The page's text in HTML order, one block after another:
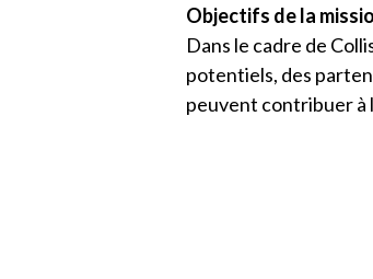
Objectifs de la
Dans le cadre de
potentiels, des
peuvent contribuer à